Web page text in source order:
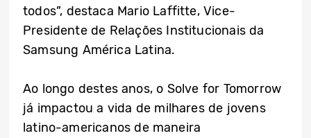
todos”, destaca Mario Laffitte, Vice-
Presidente de Relações Institucionais da
Samsung América Latina.
Ao longo destes anos, o Solve for Tomorrow
já impactou a vida de milhares de jovens
latino-americanos de maneira